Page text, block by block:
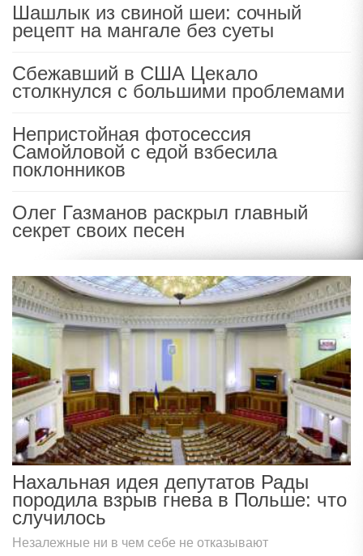
Шашлык из свиной шеи: сочный
рецепт на мангале без суеты
Сбежавший в США Цекало
столкнулся с большими проблемами
Непристойная фотосессия
Самойловой с едой взбесила
поклонников
Олег Газманов раскрыл главный
секрет своих песен
Нахальная идея депутатов Рады
породила взрыв гнева в Польше: что
случилось
Незалежные ни в чем себе не отказывают